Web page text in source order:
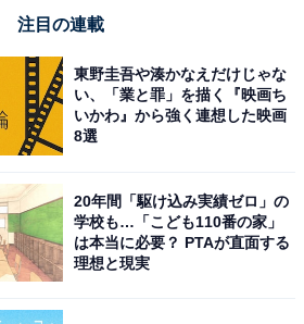
注目の連載
東野圭吾や湊かなえだけじゃな
い、「業と罪」を描く『映画ち
いかわ』から強く連想した映画
8選
20年間「駆け込み実績ゼロ」の
学校も…「こども110番の家」
は本当に必要？ PTAが直面する
理想と現実